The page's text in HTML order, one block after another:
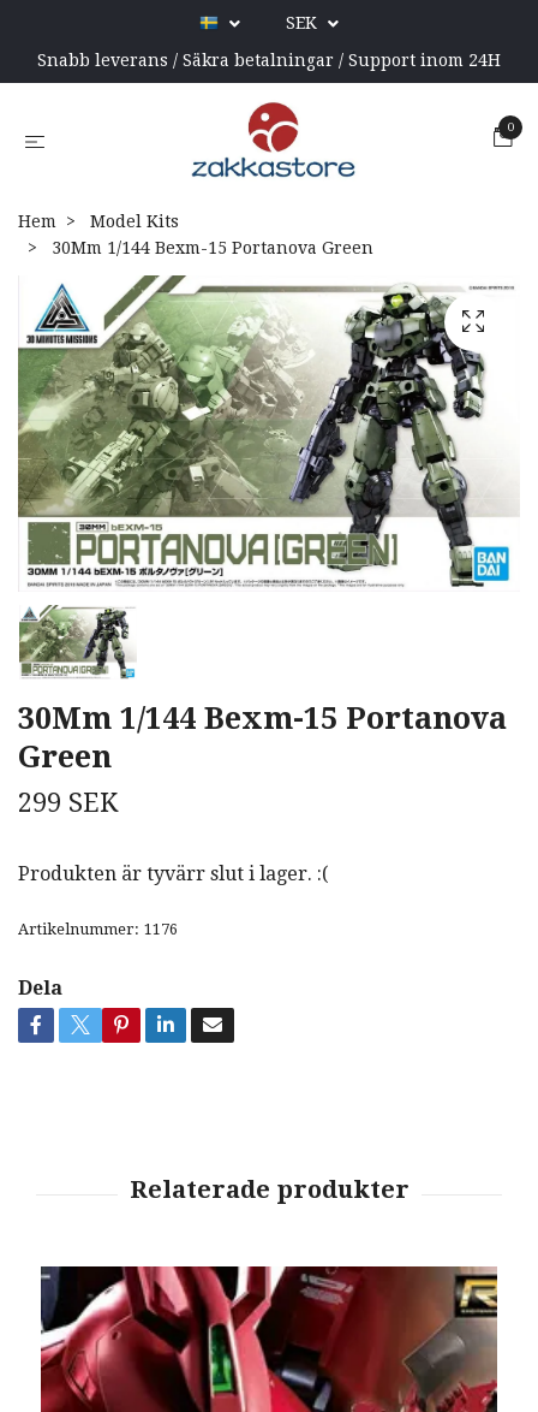
SEK
Snabb leverans / Säkra betalningar / Support inom 24H
0
Hem
Model Kits
30Mm 1/144 Bexm-15 Portanova Green
30Mm 1/144 Bexm-15 Portanova
Green
299 SEK
Produkten är tyvärr slut i lager. :(
Artikelnummer: 1176
Dela